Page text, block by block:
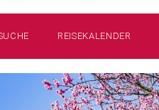
REISEKALENDER